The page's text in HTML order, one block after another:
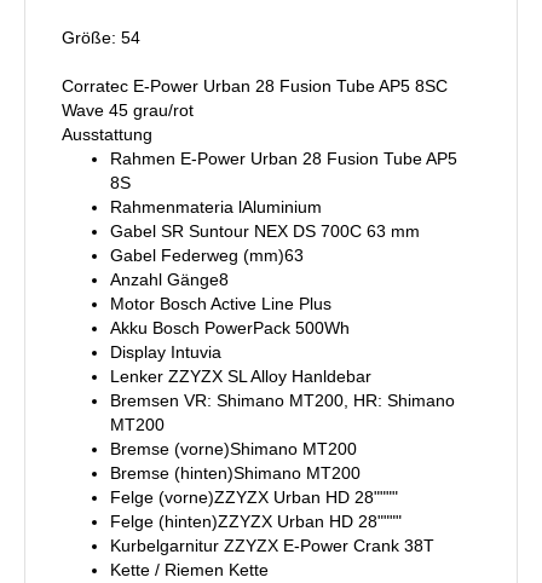
Größe: 54
Corratec E-Power Urban 28 Fusion Tube AP5 8SC
Wave 45 grau/rot
Ausstattung
Rahmen E-Power Urban 28 Fusion Tube AP5
8S
Rahmenmateria lAluminium
Gabel SR Suntour NEX DS 700C 63 mm
Gabel Federweg (mm)63
Anzahl Gänge8
Motor Bosch Active Line Plus
Akku Bosch PowerPack 500Wh
Display Intuvia
Lenker ZZYZX SL Alloy Hanldebar
Bremsen VR: Shimano MT200, HR: Shimano
MT200
Bremse (vorne)Shimano MT200
Bremse (hinten)Shimano MT200
Felge (vorne)ZZYZX Urban HD 28""""
Felge (hinten)ZZYZX Urban HD 28""""
Kurbelgarnitur ZZYZX E-Power Crank 38T
Kette / Riemen Kette